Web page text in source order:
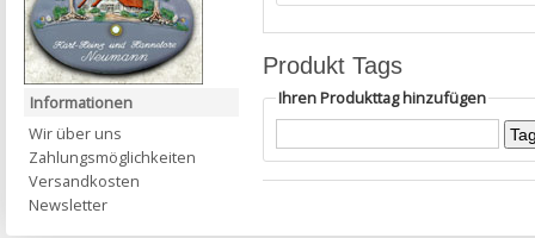
Produkt Tags
Ihren Produkttag hinzufügen
Informationen
Wir über uns
Zahlungsmöglichkeiten
Versandkosten
Newsletter